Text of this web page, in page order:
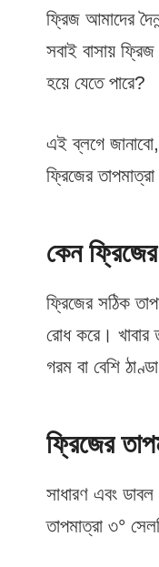
ফ্রিজ আমাদের
সবাই বাসায়
হয়ে যেতে পারে?
এই ব্লগে জানাবো,
ফ্রিজের
কেন
ফ্রিজের সঠিক
রোধ করে। খাবার
গরম বা বেশি
ফ্রিজের
সাধারণ এবং
তাপমাত্রা ৩°